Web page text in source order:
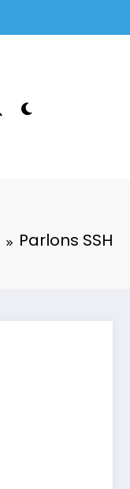
Parlons SSH